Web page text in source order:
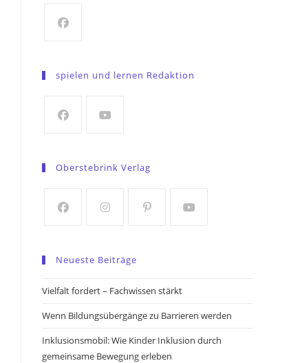
a
tab
spielen und lernen Redaktion
a
tab
Oberstebrink Verlag
a
new
new
a
new
new
Neueste Beiträge
Vielfalt fordert – Fachwissen stärkt
Wenn Bildungsübergänge zu Barrieren werden
Inklusionsmobil: Wie Kinder Inklusion durch
gemeinsame Bewegung erleben